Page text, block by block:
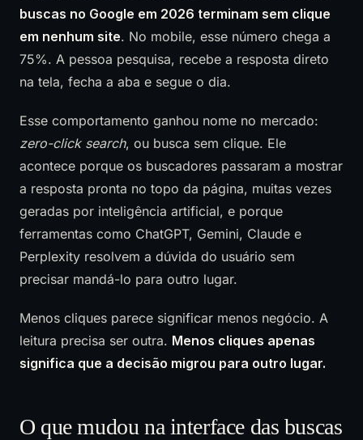
buscas no Google em 2026 terminam sem clique
em nenhum site. No mobile, esse número chega a
75%. A pessoa pesquisa, recebe a resposta direto
na tela, fecha a aba e segue o dia.
Esse comportamento ganhou nome no mercado:
zero-click search, ou busca sem clique. Ele
acontece porque os buscadores passaram a mostrar
a resposta pronta no topo da página, muitas vezes
geradas por inteligência artificial, e porque
ferramentas como ChatGPT, Gemini, Claude e
Perplexity resolvem a dúvida do usuário sem
precisar mandá-lo para outro lugar.
Menos cliques parece significar menos negócio. A
leitura precisa ser outra. Menos cliques apenas
significa que a decisão migrou para outro lugar.
O que mudou na interface das buscas